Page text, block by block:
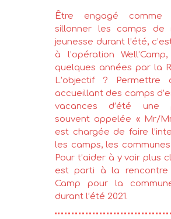
Être engagé comme
sillonner les camps de
jeunesse durant l’été,
à l’opération
quelques années par la
L’objectif ? Permettre
accueillant des camps
vacances d’été une
souvent appelée « Mr/
est chargée de faire
les camps, les
Pour t’aider à y voir plus
est parti à la rencontre
Camp pour la
durant l’été 2021.